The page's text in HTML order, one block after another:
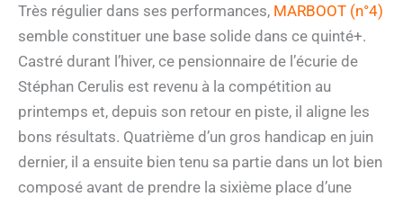
Très régulier dans ses performances, MARBOOT (n°4)
semble constituer une base solide dans ce quinté+.
Castré durant l’hiver, ce pensionnaire de l’écurie de
Stéphan Cerulis est revenu à la compétition au
printemps et, depuis son retour en piste, il aligne les
bons résultats. Quatrième d’un gros handicap en juin
dernier, il a ensuite bien tenu sa partie dans un lot bien
composé avant de prendre la sixième place d’une